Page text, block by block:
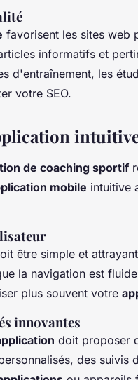
favorisent les sites web
informatifs et
d'entraînement, les
votre SEO.
de coaching sportif
mobile intuitive
être simple et
la navigation est
plus souvent votre
innovantes
doit proposer
des suivis